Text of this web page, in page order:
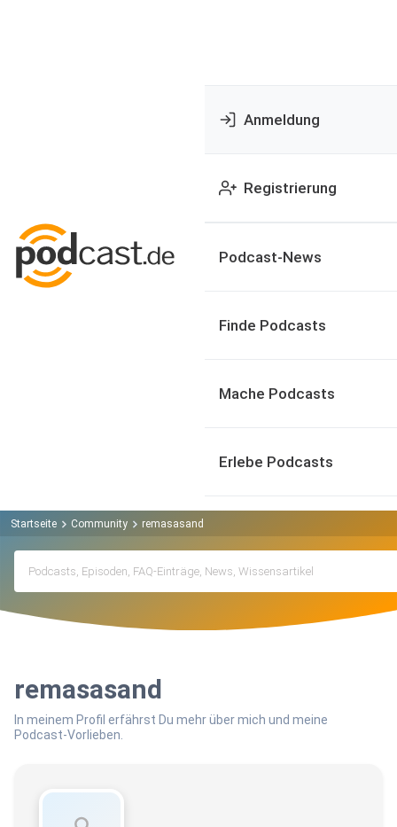
Anmeldung
Registrierung
Podcast-News
Finde Podcasts
Mache Podcasts
Erlebe Podcasts
Startseite Community remasasand
remasasand
In meinem Profil erfährst Du mehr über mich und meine
Podcast-Vorlieben.